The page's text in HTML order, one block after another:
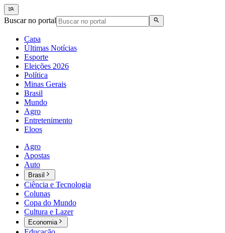
Buscar no portal
Capa
Últimas Notícias
Esporte
Eleições 2026
Política
Minas Gerais
Brasil
Mundo
Agro
Entretenimento
Eloos
Agro
Apostas
Auto
Brasil
Ciência e Tecnologia
Colunas
Copa do Mundo
Cultura e Lazer
Economia